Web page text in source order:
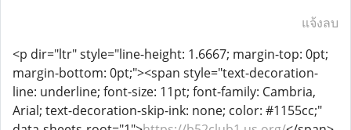
แจ้งลบ
<p dir="ltr" style="line-height: 1.6667; margin-top: 0pt;
margin-bottom: 0pt;"><span style="text-decoration-
line: underline; font-size: 11pt; font-family: Cambria,
Arial; text-decoration-skip-ink: none; color: #1155cc;"